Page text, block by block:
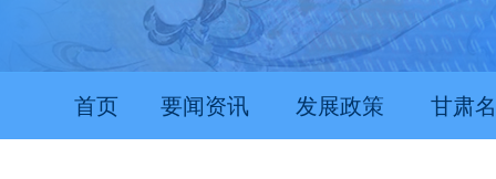
首页 要闻资讯 发展政策 甘肃